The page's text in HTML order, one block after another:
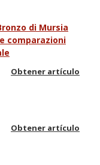
di Mursia
comparazioni
Obtener artículo
Obtener artículo